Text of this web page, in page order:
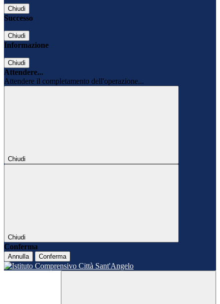
Chiudi
Successo
Chiudi
Informazione
Chiudi
Attendere...
Attendere il completamento dell'operazione...
Chiudi
Chiudi
Conferma
Annulla Conferma